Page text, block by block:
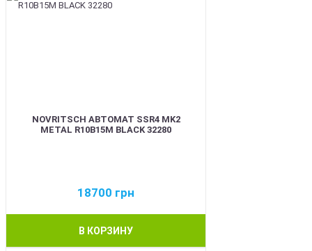
NOVRITSCH АВТОМАТ SSR4 MK2
METAL R10B15M BLACK 32280
18700 грн
В КОРЗИНУ